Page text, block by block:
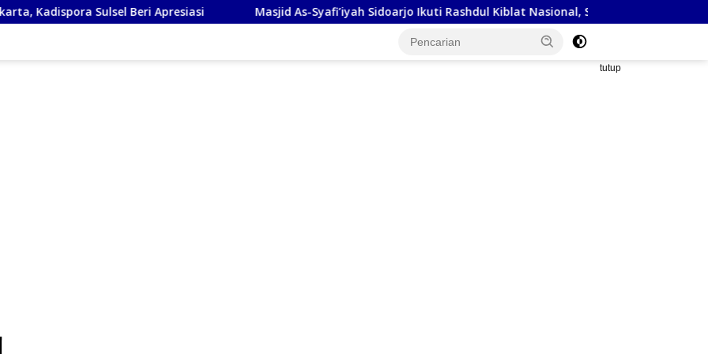
Beri Apresiasi Masjid As-Syafi’iyah Sidoarjo Ikuti Rashdul Kiblat Nasional, Siapkan Penyesuaian Arah Kiblat
tutup